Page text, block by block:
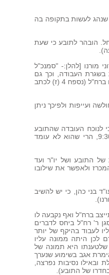
ברח"ל ביום 17/5/09 כאשר התייצב לעבודתו בשעה 9:20 (כפי שנהג לעשות בתקופה בה
לפגישה עם סגן ר' רחל. הובהר לתובע כי שעת
מורנו [להלן:- "סמנכ"ל
בשגרת העבודה, וכך גם
טענתו של התובע לפיה הוא מוגבל לעבוד ב-80% משרה ולפיכך ביקש לבטל את קליטתו ברח"ל (נספח 4 (ז) לכתב
ועייפות ולפיכך ניתן
כי לנוכח העובדה שהתובע
יכול לעבוד בהיקף 80% משרה בלבד, ואינו יכול להתחיל את עבודתו לפני השעה 9:30, הרי שהוא לא עומד
של התובע ושל יו"ר ועד
ולאפשר את שילובו
עו"ד בני כהן, כי יש להשיב
ברח"ל ואף נקבעה לו
סגן ר' רח"ל ביחס לדברים
לכפות עליו לעבוד בהיקף של יותר
היתה ממונה עליו
היא תמונה של
אגב בשימוע שנערך
ובאילו נסיבות נפרצה,
של התובע).